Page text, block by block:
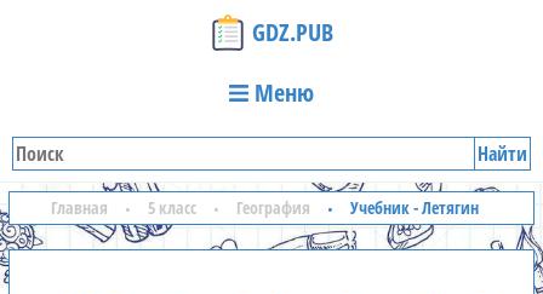
GDZ.PUB
Меню
Найти
Главная 5 класс География Учебник - Летягин